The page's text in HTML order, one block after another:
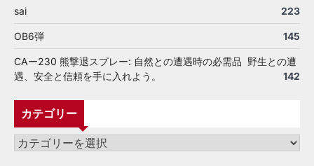
sai 223
OB6弾 145
CAー230 熊撃退スプレー: 自然との遭遇時の必需品 野生との遭
遇、安全と信頼を手に入れよう。
142
カテゴリー
カ